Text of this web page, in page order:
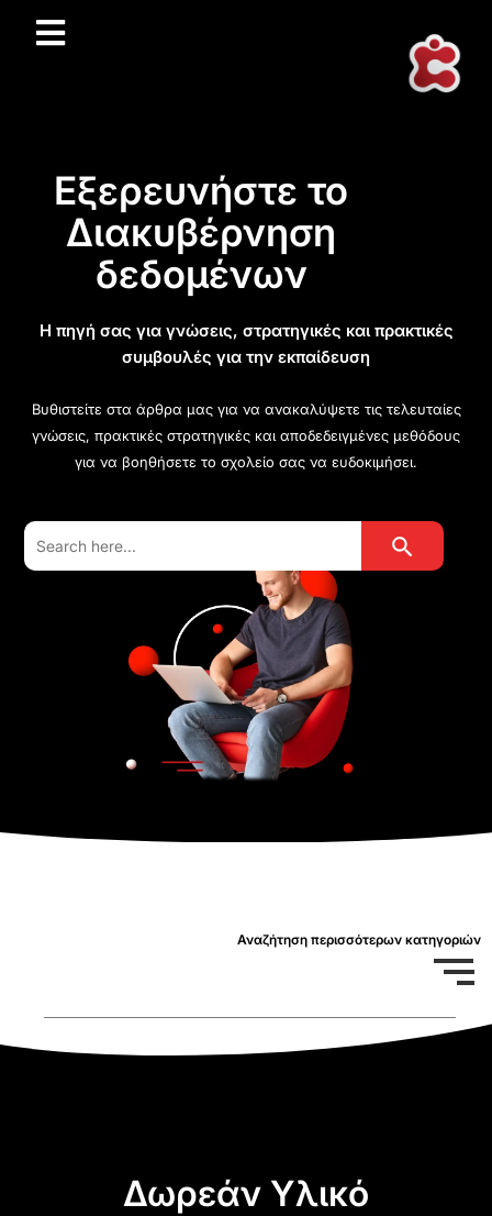
Εξερευνήστε το
Διακυβέρνηση
δεδομένων
Η πηγή σας για γνώσεις, στρατηγικές και πρακτικές
συμβουλές για την εκπαίδευση
Βυθιστείτε στα άρθρα μας για να ανακαλύψετε τις τελευταίες
γνώσεις, πρακτικές στρατηγικές και αποδεδειγμένες μεθόδους
για να βοηθήσετε το σχολείο σας να ευδοκιμήσει.
Search
for:
Search Button
Αναζήτηση περισσότερων κατηγοριών
Δωρεάν Υλικό